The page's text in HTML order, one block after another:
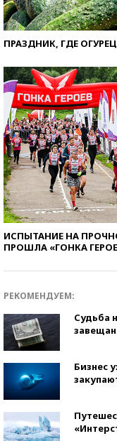
ПРАЗДНИК, ГДЕ
ИСПЫТАНИЕ НА
ПРОШЛА «ГОНКА
РЕКОМЕНДУЕМ:
Судьба
Бизнес